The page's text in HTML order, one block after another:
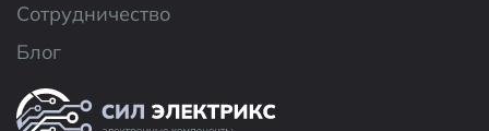
Сотрудничество
Блог